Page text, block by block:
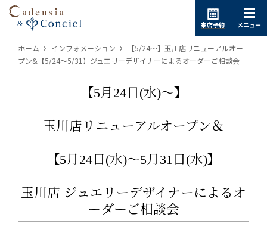
来店予約 メニュー
ホーム インフォメーション
【5/24～】玉川店リニューアルオー
プン&【5/24～5/31】ジュエリーデザイナーによるオーダーご相談会
【5月24日(水)～】
玉川店リニューアルオープン＆
【5月24日(水)～5月31日(水)】
玉川店 ジュエリーデザイナーによるオ
ーダーご相談会